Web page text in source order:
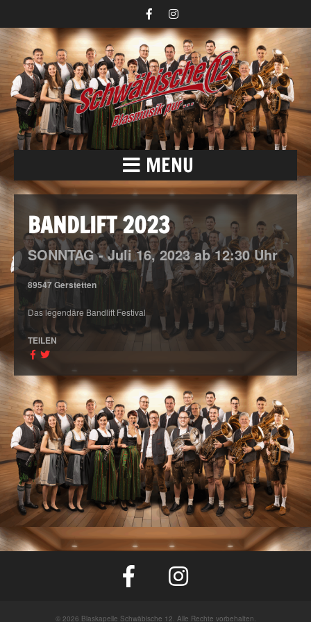
MENU
BANDLIFT 2023
SONNTAG -Juli 16,2023 ab 12:30 Uhr
89547 Gerstetten
Das legendäre Bandlift Festival
TEILEN
© 2026 Blaskapelle Schwäbische 12. Alle Rechte vorbehalten.